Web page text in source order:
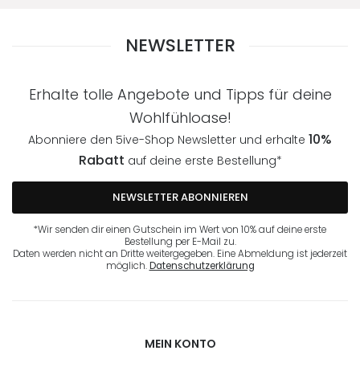
NEWSLETTER
Erhalte tolle Angebote und Tipps für deine
Wohlfühloase!
Abonniere den 5ive-Shop Newsletter und erhalte 10%
Rabatt auf deine erste Bestellung*
NEWSLETTER ABONNIEREN
*Wir senden dir einen Gutschein im Wert von 10% auf deine erste
Bestellung per E-Mail zu.
Daten werden nicht an Dritte weitergegeben. Eine Abmeldung ist jederzeit
möglich.Datenschutzerklärung
MEIN KONTO